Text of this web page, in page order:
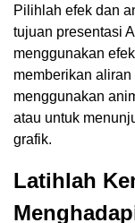
Pilihlah efek dan
tujuan presentasi
menggunakan
memberikan
menggunakan
atau untuk
grafik.
Latihlah